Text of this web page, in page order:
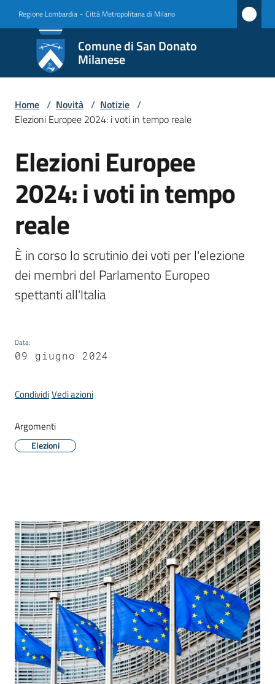
Regione Lombardia - Città Metropolitana di Milano
Comune di San Donato
Milanese
Comune
di San
Donato
Milanese
Amministrazione
Novità
Menu selezionato
Servizi
Vivere
San
Donato
Milanese
gli
argomenti
Seguici
Home / Novità / Notizie /
Elezioni Europee 2024: i voti in tempo reale
Salta al contenuto
Elezioni Europee
2024: i voti in tempo
reale
È in corso lo scrutinio dei voti per l'elezione
dei membri del Parlamento Europeo
spettanti all'Italia
Data:
09 giugno 2024
CondividiVedi azioni
Argomenti
Elezioni
Contenuto